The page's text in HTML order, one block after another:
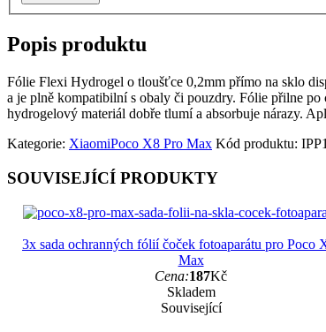
Popis produktu
Fólie Flexi Hydrogel o tloušťce 0,2mm přímo na sklo
a je plně kompatibilní s obaly či pouzdry. Fólie přilne
hydrogelový materiál dobře tlumí a absorbuje nárazy.
Kategorie: XiaomiPoco X8 Pro Max Kód produktu:
SOUVISEJÍCÍ PRODUKTY
3x sada ochranných fólií čoček fotoaparátu pro Poco
Max
Cena:187Kč
Skladem
Související